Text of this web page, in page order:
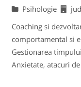
Psihologie
Coaching si
comportamental si
Gestionarea
Anxietate, atacuri